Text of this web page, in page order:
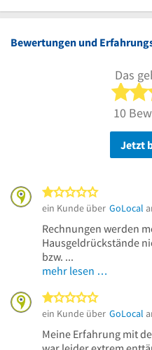
Bewertungen und
Das
10
Jetzt
ein Kunde über GoLocal
Rechnungen werden
Hausgeldrückstände
bzw. ...
mehr lesen …
ein Kunde über GoLocal
Meine Erfahrung mit